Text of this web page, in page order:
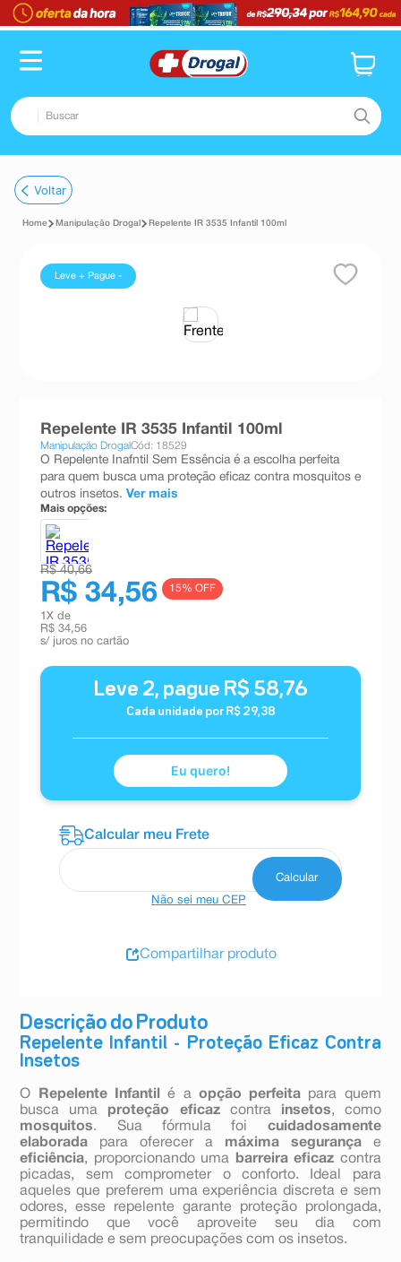
Buscar
1º fralda
pampers confort sec max
dipirona
absorvente
teste gravidez
ºesmalte
Voltar
Manipulação Drogal Repelente IR 3535 Infantil 100ml
Leve + Pague -
Descrição do Produto
Repelente Infantil - Proteção Eficaz Contra
Insetos
O Repelente Infantilé a opção perfeita para quem
busca uma proteção eficazcontra insetos, como
mosquitos. Sua fórmula foi cuidadosamente
elaborada para oferecer a máxima segurançae
eficiência, proporcionando uma barreira eficaz contra
picadas, sem comprometer o conforto. Ideal para
aqueles que preferem uma experiência discreta e sem
odores, esse repelente garante proteção prolongada,
permitindo que você aproveite seu dia com
tranquilidade e sem preocupações com os insetos.
Repelente IR 3535 Infantil 100ml
Manipulação DrogalCód: 18529
O Repelente Inafntil Sem Essência é a escolha perfeita
para quem busca uma proteção eficaz contra mosquitos e
outros insetos. Ver mais
Mais opções:
R$ 40,66
R$ 34,56 15% OFF
1 X de
R$ 34,56
s/ juros no cartão
Leve 2, pague R$ 58,76
Cada unidade por R$ 29,38
Eu quero!
Não sei meu CEP
Compartilhar produto